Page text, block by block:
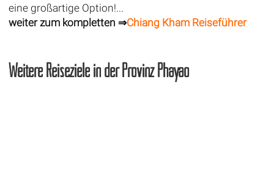
eine großartige Option!...
weiter zum kompletten ⇒Chiang Kham Reiseführer
Weitere Reiseziele in der Provinz Phayao